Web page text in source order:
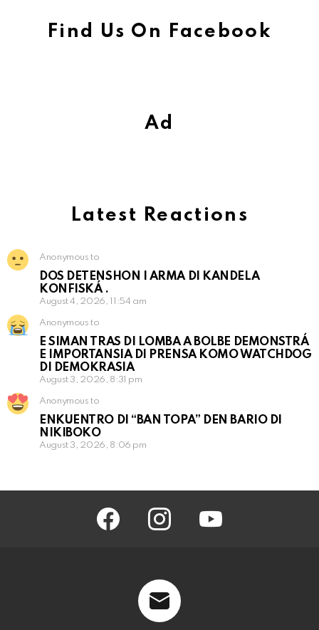
Find Us On Facebook
Ad
Latest Reactions
Anonymous to
DOS DETENSHON I ARMA DI KANDELA
KONFISKÁ .
August 4, 2026, 11:54 am
Anonymous to
E SIMAN TRAS DI LOMBA A BOLBE DEMONSTRÁ
E IMPORTANSIA DI PRENSA KOMO WATCHDOG
DI DEMOKRASIA
August 3, 2026, 8:31 pm
Anonymous to
ENKUENTRO DI “BAN TOPA” DEN BARIO DI
NIKIBOKO
August 3, 2026, 8:06 pm
facebook instagram youtube